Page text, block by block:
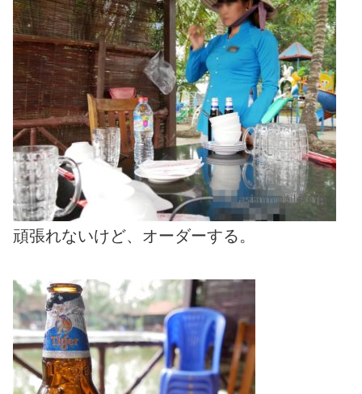
頑張れないけど、オーダーする。